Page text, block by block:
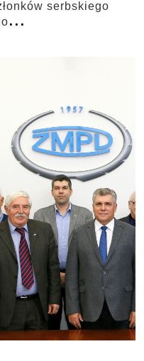
serbskiego
...